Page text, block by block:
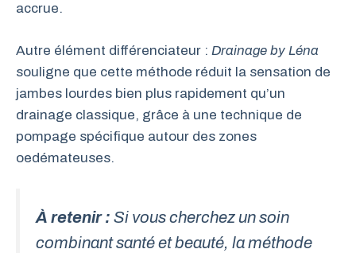
accrue.
Autre élément différenciateur : Drainage by Léna
souligne que cette méthode réduit la sensation de
jambes lourdes bien plus rapidement qu’un
drainage classique, grâce à une technique de
pompage spécifique autour des zones
oedémateuses.
À retenir : Si vous cherchez un soin
combinant santé et beauté, la méthode